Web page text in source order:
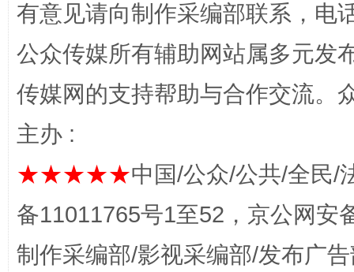
完善运行机制助力责任有效落实 一纸欠
有意见请向制作采编部联系，电
公众传媒所有辅助网站属多元发
传媒网的支持帮助与合作交流。
主办 :
★★★★★中国/公众/公共/全民/
备11011765号1至52，京公网安
制作采编部/影视采编部/发布广